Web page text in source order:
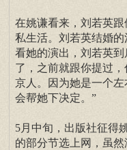
在姚谦看来，刘若英
私生活。刘若英结婚
看她的演出，刘若英
了，之前就跟你提过
京人。因为她是一个
会帮她下决定。”
5月中旬，出版社征得
的部分节选上网，虽